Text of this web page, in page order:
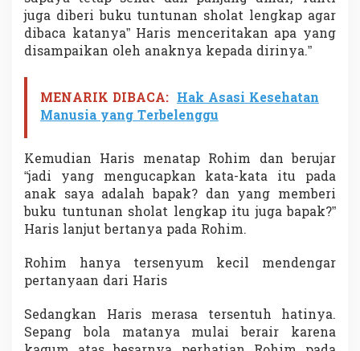
juga diberi buku tuntunan sholat lengkap agar
dibaca katanya” Haris menceritakan apa yang
disampaikan oleh anaknya kepada dirinya.”
MENARIK DIBACA: Hak Asasi Kesehatan
Manusia yang Terbelenggu
Kemudian Haris menatap Rohim dan berujar
“jadi yang mengucapkan kata-kata itu pada
anak saya adalah bapak? dan yang memberi
buku tuntunan sholat lengkap itu juga bapak?”
Haris lanjut bertanya pada Rohim.
Rohim hanya tersenyum kecil mendengar
pertanyaan dari Haris
Sedangkan Haris merasa tersentuh hatinya.
Sepang bola matanya mulai berair karena